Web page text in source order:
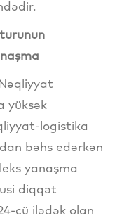
yüksək
logistika
bəhs edərkən
yanaşma
diqqət
cü ilədək olan